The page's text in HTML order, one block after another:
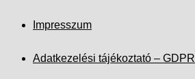
Impresszum
Adatkezelési tájékoztató – GDPR